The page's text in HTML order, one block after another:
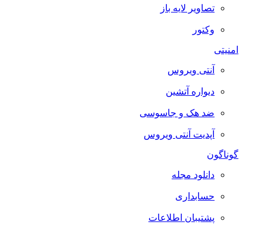
تصاویر لایه باز
وکتور
آنتی ویروس
دیواره آتشین
ضد هک و جاسوسی
آپدیت آنتی ویروس
گوناگون
دانلود مجله
حسابداری
پشتیبان اطلاعات